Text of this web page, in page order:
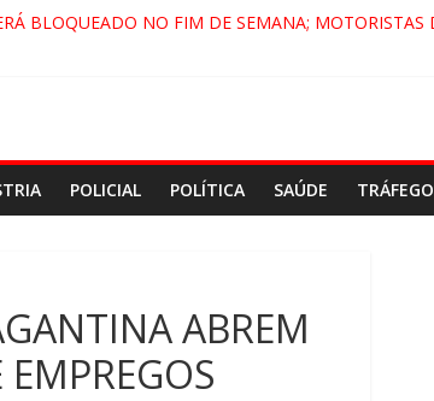
BLOQUEADO NO FIM DE SEMANA; MOTORISTAS
POLICIAL POLÍTICA SAÚDE TRÁFEGO
ABREM